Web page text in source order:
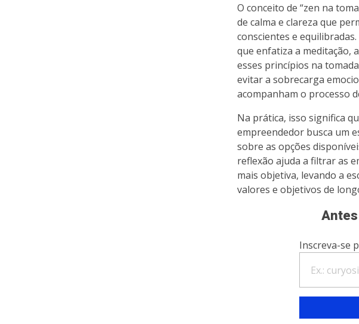
O conceito de “zen na
de calma e clareza que
conscientes e
que enfatiza a meditação,
esses princípios na
evitar a sobrecarga
acompanham o processo
Na prática, isso significa
empreendedor busca um
sobre as opções
reflexão ajuda a filtrar as
mais objetiva, levando a
valores e objetivos de
Inscreva-se